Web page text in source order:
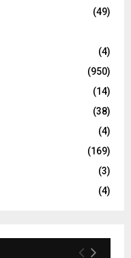
(49)
(4)
(950)
(14)
(38)
(4)
(169)
(3)
(4)